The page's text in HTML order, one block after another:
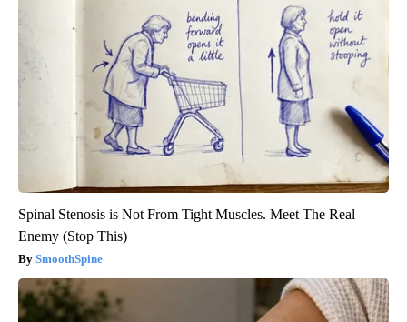
Spinal Stenosis is Not From Tight Muscles. Meet The Real
Enemy (Stop This)
SmoothSpine